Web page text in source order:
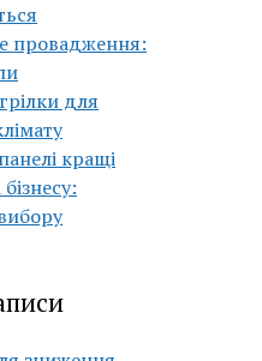
провадження:
для
кращі